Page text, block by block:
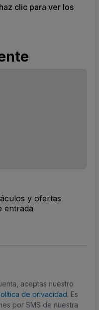
clic para ver los
y ofertas
entrada
aceptas nuestro
de privacidad. Es
por SMS de nuestra